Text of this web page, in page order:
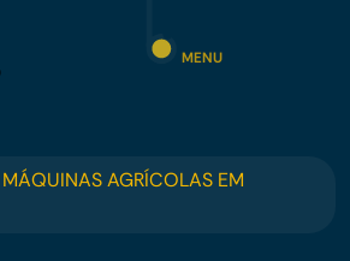
MENU
AGRÍCOLAS EM